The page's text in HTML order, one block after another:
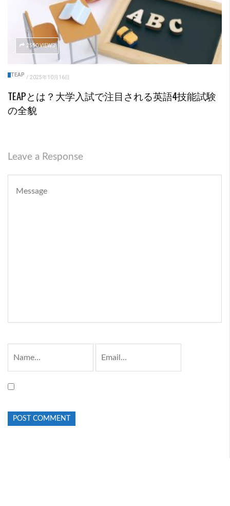
2550 VIEWS
TEAP / 2025年10月16日
TEAPとは？大学入試で注目される英語4技能試験
の全貌
Leave a Response